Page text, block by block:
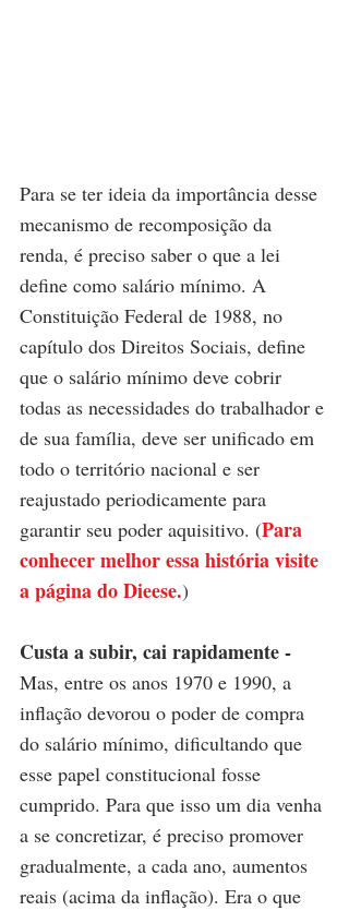
Para se ter ideia da importância desse
mecanismo de recomposição da
renda, é preciso saber o que a lei
define como salário mínimo. A
Constituição Federal de 1988, no
capítulo dos Direitos Sociais, define
que o salário mínimo deve cobrir
todas as necessidades do trabalhador e
de sua família, deve ser unificado em
todo o território nacional e ser
reajustado periodicamente para
garantir seu poder aquisitivo. (Para
conhecer melhor essa história visite
a página do Dieese.)
Custa a subir, cai rapidamente -
Mas, entre os anos 1970 e 1990, a
inflação devorou o poder de compra
do salário mínimo, dificultando que
esse papel constitucional fosse
cumprido. Para que isso um dia venha
a se concretizar, é preciso promover
gradualmente, a cada ano, aumentos
reais (acima da inflação). Era o que